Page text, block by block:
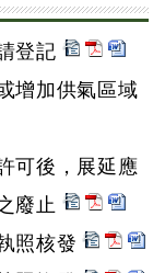
登記
增加供氣區域
可後，展延應
廢止
照核發